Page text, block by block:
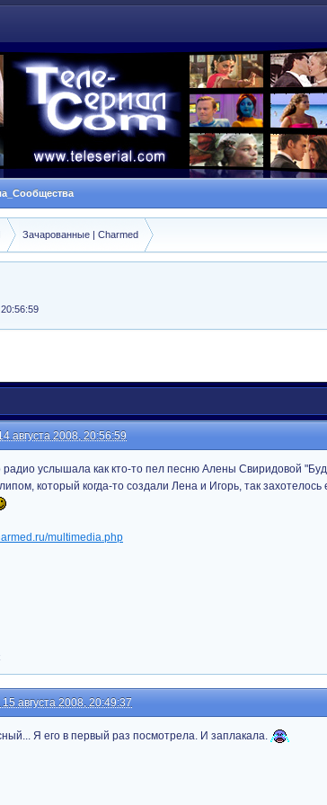
Зачарованные | Charmed
августа 2008, 20:56:59
радио услышала как кто-то пел песню Алены Свиридовой
который когда-то создали Лена и Игорь, так
multimedia.php
августа 2008, 20:49:37
Я его в первый раз посмотрела. И заплакала.